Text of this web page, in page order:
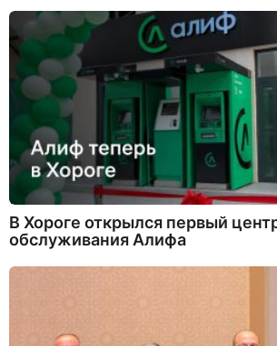
а
д
В Хороге открылся первый
обслуживания Алифа